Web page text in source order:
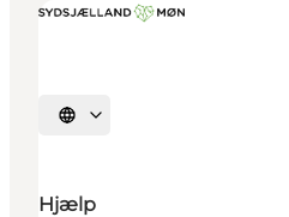
Vælg sprog
Hjælp